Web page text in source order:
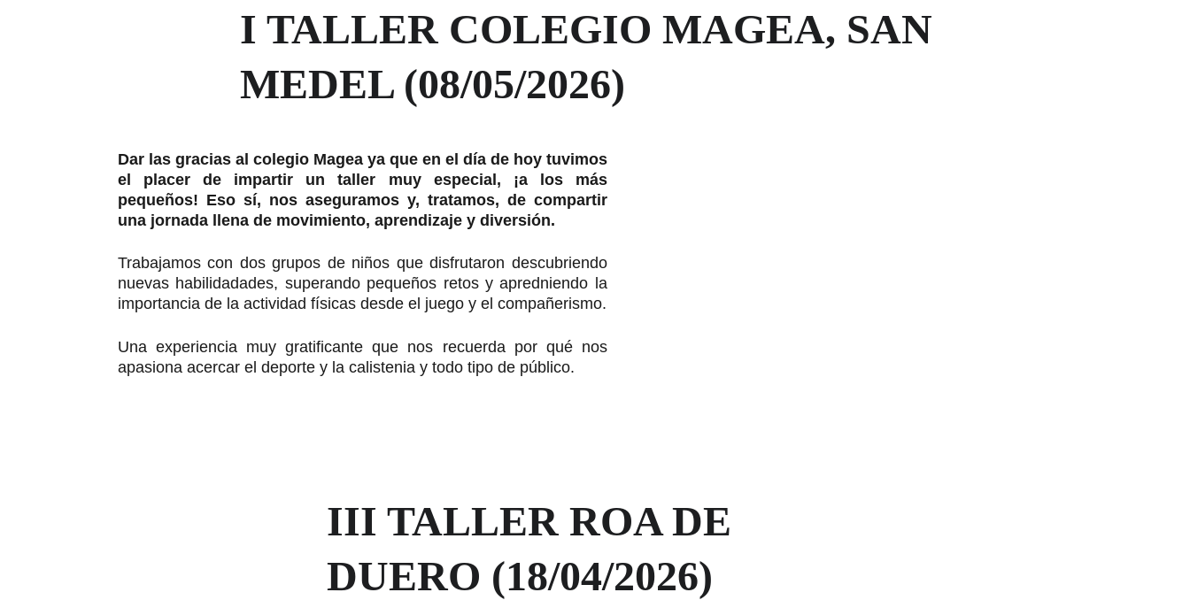
I TALLER COLEGIO MAGEA, SAN
MEDEL (08/05/2026)
Dar las gracias al colegio Magea ya que en el día de hoy tuvimos
el placer de impartir un taller muy especial, ¡a los más
pequeños! Eso sí, nos aseguramos y, tratamos, de compartir
una jornada llena de movimiento, aprendizaje y diversión.
Trabajamos con dos grupos de niños que disfrutaron descubriendo
nuevas habilidadades, superando pequeños retos y apredniendo la
importancia de la actividad físicas desde el juego y el compañerismo.
Una experiencia muy gratificante que nos recuerda por qué nos
apasiona acercar el deporte y la calistenia y todo tipo de público.
III TALLER ROA DE
DUERO (18/04/2026)